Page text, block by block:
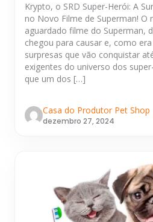
Krypto, o SRD Super-Herói: A
no Novo Filme de Superman! O
aguardado filme do Superman,
chegou para causar e, como
surpresas que vão conquistar
exigentes do universo dos
que um dos […]
Casa do Produtor Pet Shop
dezembro 27, 2024